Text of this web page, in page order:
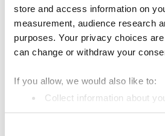
store and access information on
measurement, audience research
purposes. Your privacy choices
can change or withdraw your
If you allow, we would also like to:
Collect information about
Identify your device by
Dashboard
Système d’affichage cuisine
Ecran d’Affichage de client
Gestion de Stock
Gestion des Employés
Ressources